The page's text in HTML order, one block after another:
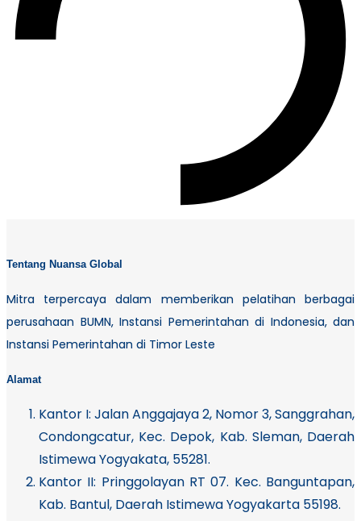
Tentang Nuansa Global
Mitra terpercaya dalam memberikan pelatihan berbagai
perusahaan BUMN, Instansi Pemerintahan di Indonesia, dan
Instansi Pemerintahan di Timor Leste
Alamat
Kantor I: Jalan Anggajaya 2, Nomor 3, Sanggrahan,
Condongcatur, Kec. Depok, Kab. Sleman, Daerah
Istimewa Yogyakata, 55281.
Kantor II: Pringgolayan RT 07. Kec. Banguntapan,
Kab. Bantul, Daerah Istimewa Yogyakarta 55198.